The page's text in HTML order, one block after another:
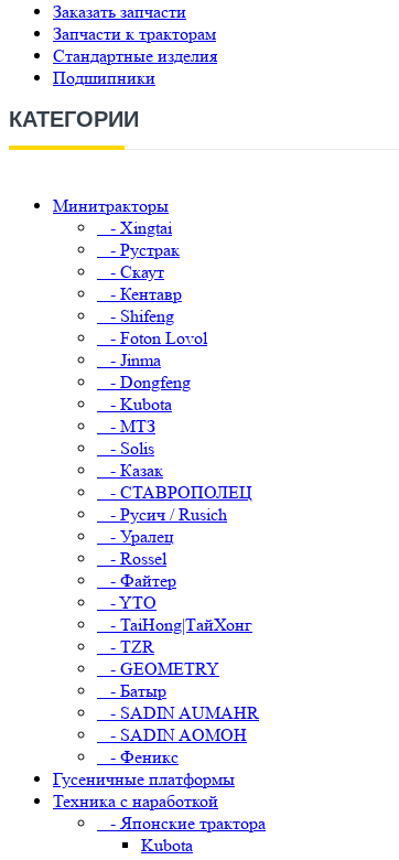
Заказать запчасти
Запчасти к тракторам
Стандартные изделия
Подшипники
КАТЕГОРИИ
Минитракторы
- Xingtai
- Рустрак
- Скаут
- Кентавр
- Shifeng
- Foton Lovol
- Jinma
- Dongfeng
- Kubota
- МТЗ
- Solis
- Казак
- СТАВРОПОЛЕЦ
- Русич / Rusich
- Уралец
- Rossel
- Файтер
- YTO
- TaiHong|ТайХонг
- TZR
- GEOMETRY
- Батыр
- SADIN AUMAHR
- SADIN AOMOH
- Феникс
Гусеничные платформы
Техника с наработкой
- Японские трактора
Kubota